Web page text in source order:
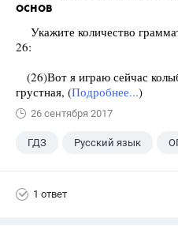
основ
Укажите количество
26:
(26)Вот я играю сейчас
грустная, (Подробнее...)
26 сентября 2017
ГДЗ Русский язык
1 ответ